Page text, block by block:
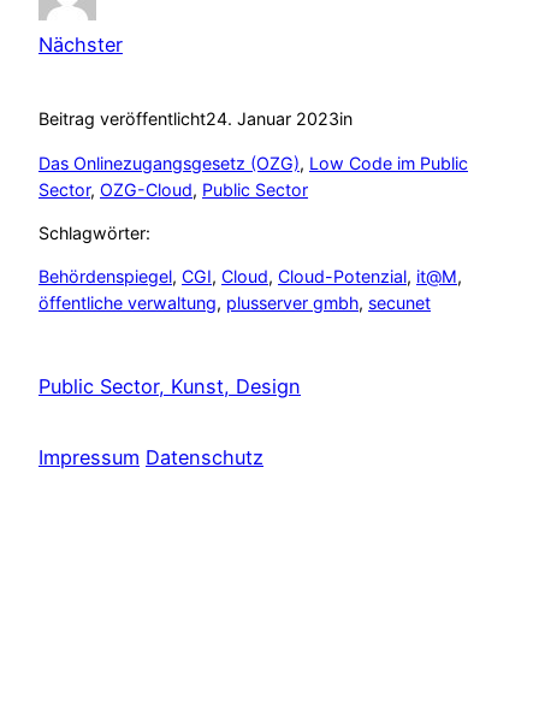
Nächster
Beitrag veröffentlicht24. Januar 2023in
Das Onlinezugangsgesetz (OZG), Low Code im Public
Sector, OZG-Cloud, Public Sector
Schlagwörter:
Behördenspiegel, CGI, Cloud, Cloud-Potenzial, it@M
öffentliche verwaltung, plusserver gmbh, secunet
Public Sector, Kunst, Design
Impressum Datenschutz